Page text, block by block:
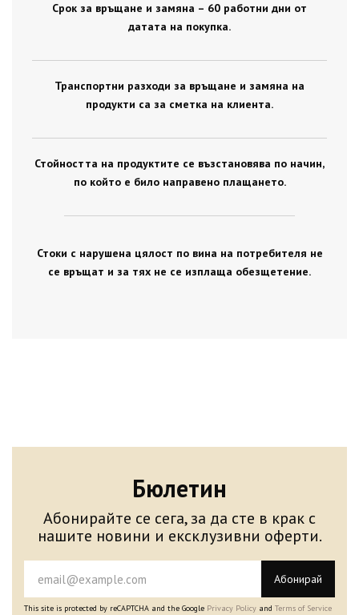
Срок за връщане и замяна – 60 работни дни от
датата на покупка.
Транспортни разходи за връщане и замяна на
продукти са за сметка на клиента.
Стойността на продуктите се възстановява по начин,
по който е било направено плащането.
Стоки с нарушена цялост по вина на потребителя не
се връщат и за тях не се изплаща обезщетение.
Бюлетин
Абонирайте се сега, за да сте в крак с
нашите новини и ексклузивни оферти.
Абонирай
This site is protected by reCAPTCHA and the Google Privacy Policy and Terms of Service